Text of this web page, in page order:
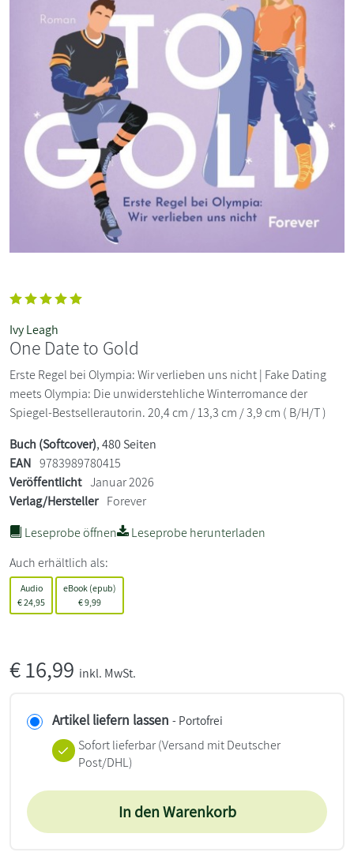
Ivy Leagh
One Date to Gold
Erste Regel bei Olympia: Wir verlieben uns nicht | Fake Dating
meets Olympia: Die unwiderstehliche Winterromance der
Spiegel-Bestsellerautorin. 20,4 cm / 13,3 cm / 3,9 cm ( B/H/T )
Buch (Softcover), 480 Seiten
EAN 9783989780415
Veröffentlicht Januar 2026
Verlag/Hersteller Forever
Leseprobe öffnen
Leseprobe herunterladen
Auch erhältlich als:
Audio
€24,95
eBook (epub)
€9,99
€16,99 inkl. MwSt.
Artikel liefern lassen - Portofrei
Sofort lieferbar(Versand mit Deutscher
Post/DHL)
In den Warenkorb